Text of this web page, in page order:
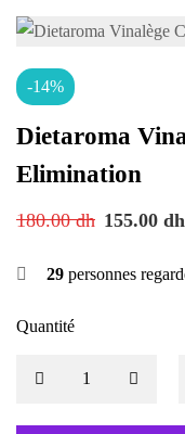
-14%
Dietaroma
Elimination
180.00dh 155.00 dh
29 personnes
Quantité